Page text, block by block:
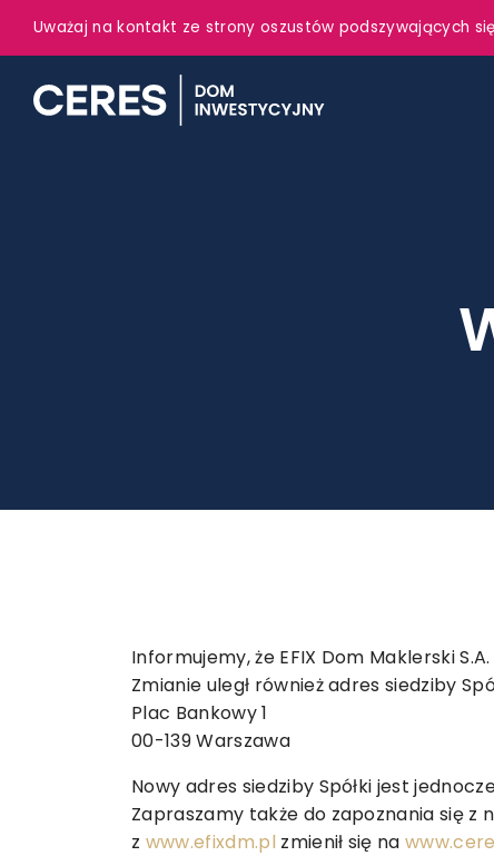
Uważaj na kontakt ze strony oszustów podszywających
Informujemy, że EFIX Dom Maklerski
Zmianie uległ również adres siedziby
Plac Bankowy 1
00-139 Warszawa
Nowy adres siedziby Spółki jest
Zapraszamy także do zapoznania się
z www.efixdm.pl zmienił się na